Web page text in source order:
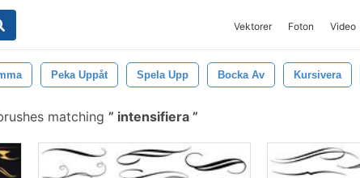
Vektorer Foton Video
Peka Uppåt Spela Upp Bocka Av Kursivera
matching intensifiera